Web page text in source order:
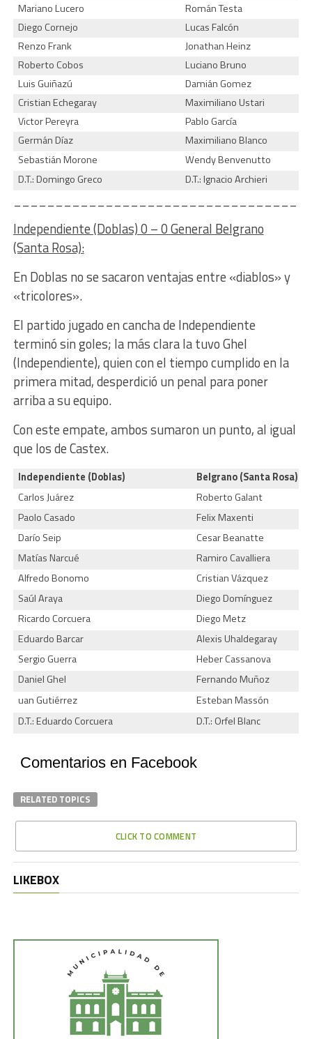
Mariano Lucero
Román Testa
Diego Cornejo
Lucas Falcón
Renzo Frank
Jonathan Heinz
Roberto Cobos
Luciano Bruno
Luis Guiñazú
Damián Gomez
Cristian Echegaray
Maximiliano Ustari
Victor Pereyra
Pablo García
Germán Díaz
Maximiliano Blanco
Sebastián Morone
Wendy Benvenutto
D.T.: Domingo Greco
D.T.: Ignacio Archieri
Independiente (Doblas) 0 – 0 General Belgrano
(Santa Rosa):
En Doblas no se sacaron ventajas entre «diablos» y
«tricolores».
El partido jugado en cancha de Independiente
terminó sin goles; la más clara la tuvo Ghel
(Independiente), quien con el tiempo cumplido en la
primera mitad, desperdició un penal para poner
arriba a su equipo.
Con este empate, ambos sumaron un punto, al igual
que los de Castex.
Independiente (Doblas)
Belgrano (Santa Rosa)
Carlos Juárez
Roberto Galant
Paolo Casado
Felix Maxenti
Darío Seip
Cesar Beanatte
Matías Narcué
Ramiro Cavalliera
Alfredo Bonomo
Cristian Vázquez
Saúl Araya
Diego Domínguez
Ricardo Corcuera
Diego Metz
Eduardo Barcar
Alexis Uhaldegaray
Sergio Guerra
Heber Cassanova
Daniel Ghel
Fernando Muñoz
uan Gutiérrez
Esteban Massón
D.T.: Eduardo Corcuera
D.T.: Orfel Blanc
Comentarios en Facebook
RELATED TOPICS
CLICK TO COMMENT
LIKEBOX